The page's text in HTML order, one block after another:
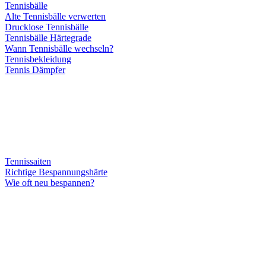
Tennisbälle
Alte Tennisbälle verwerten
Drucklose Tennisbälle
Tennisbälle Härtegrade
Wann Tennisbälle wechseln?
Tennisbekleidung
Tennis Dämpfer
Tennissaiten
Richtige Bespannungshärte
Wie oft neu bespannen?